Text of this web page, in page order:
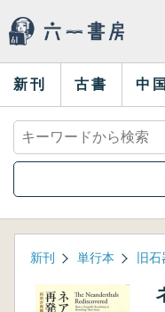
新刊 古書 中
新刊 単行本 旧石